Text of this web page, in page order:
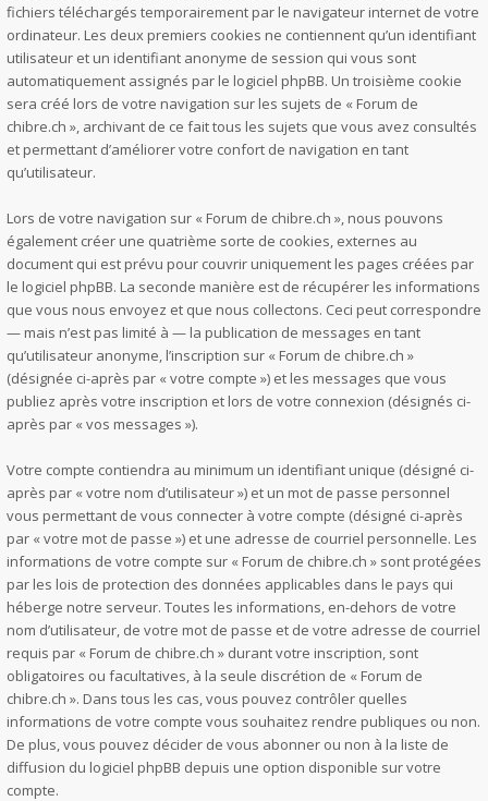
fichiers téléchargés temporairement par le navigateur internet de votre
ordinateur. Les deux premiers cookies ne contiennent qu’un identifiant
utilisateur et un identifiant anonyme de session qui vous sont
automatiquement assignés par le logiciel phpBB. Un troisième cookie
sera créé lors de votre navigation sur les sujets de « Forum de
chibre.ch », archivant de ce fait tous les sujets que vous avez consultés
et permettant d’améliorer votre confort de navigation en tant
qu’utilisateur.
Lors de votre navigation sur « Forum de chibre.ch », nous pouvons
également créer une quatrième sorte de cookies, externes au
document qui est prévu pour couvrir uniquement les pages créées par
le logiciel phpBB. La seconde manière est de récupérer les informations
que vous nous envoyez et que nous collectons. Ceci peut correspondre
— mais n’est pas limité à — la publication de messages en tant
qu’utilisateur anonyme, l’inscription sur « Forum de chibre.ch »
(désignée ci-après par « votre compte ») et les messages que vous
publiez après votre inscription et lors de votre connexion (désignés ci-
après par « vos messages »).
Votre compte contiendra au minimum un identifiant unique (désigné ci-
après par « votre nom d’utilisateur ») et un mot de passe personnel
vous permettant de vous connecter à votre compte (désigné ci-après
par « votre mot de passe ») et une adresse de courriel personnelle. Les
informations de votre compte sur « Forum de chibre.ch » sont protégées
par les lois de protection des données applicables dans le pays qui
héberge notre serveur. Toutes les informations, en-dehors de votre
nom d’utilisateur, de votre mot de passe et de votre adresse de courriel
requis par « Forum de chibre.ch » durant votre inscription, sont
obligatoires ou facultatives, à la seule discrétion de « Forum de
chibre.ch ». Dans tous les cas, vous pouvez contrôler quelles
informations de votre compte vous souhaitez rendre publiques ou non.
De plus, vous pouvez décider de vous abonner ou non à la liste de
diffusion du logiciel phpBB depuis une option disponible sur votre
compte.